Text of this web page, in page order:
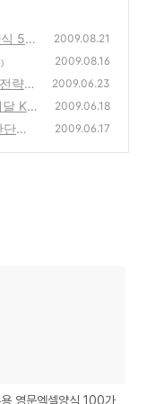
50
2009.08.21
2009.08.16
략
2009.06.23
KT
(3)
2009.06.18
변
2009.06.17
영문엑셀양식 100가